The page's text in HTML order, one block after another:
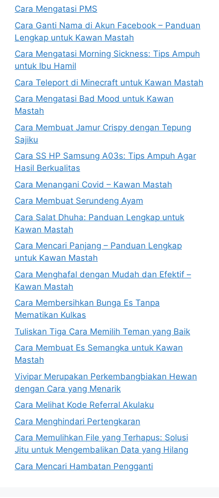
Cara Mengatasi PMS
Cara Ganti Nama di Akun Facebook – Panduan
Lengkap untuk Kawan Mastah
Cara Mengatasi Morning Sickness: Tips Ampuh
untuk Ibu Hamil
Cara Teleport di Minecraft untuk Kawan Mastah
Cara Mengatasi Bad Mood untuk Kawan
Mastah
Cara Membuat Jamur Crispy dengan Tepung
Sajiku
Cara SS HP Samsung A03s: Tips Ampuh Agar
Hasil Berkualitas
Cara Menangani Covid – Kawan Mastah
Cara Membuat Serundeng Ayam
Cara Salat Dhuha: Panduan Lengkap untuk
Kawan Mastah
Cara Mencari Panjang – Panduan Lengkap
untuk Kawan Mastah
Cara Menghafal dengan Mudah dan Efektif –
Kawan Mastah
Cara Membersihkan Bunga Es Tanpa
Mematikan Kulkas
Tuliskan Tiga Cara Memilih Teman yang Baik
Cara Membuat Es Semangka untuk Kawan
Mastah
Vivipar Merupakan Perkembangbiakan Hewan
dengan Cara yang Menarik
Cara Melihat Kode Referral Akulaku
Cara Menghindari Pertengkaran
Cara Memulihkan File yang Terhapus: Solusi
Jitu untuk Mengembalikan Data yang Hilang
Cara Mencari Hambatan Pengganti